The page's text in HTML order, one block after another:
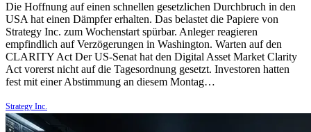
Die Hoffnung auf einen schnellen gesetzlichen Durchbruch in den
USA hat einen Dämpfer erhalten. Das belastet die Papiere von
Strategy Inc. zum Wochenstart spürbar. Anleger reagieren
empfindlich auf Verzögerungen in Washington. Warten auf den
CLARITY Act Der US-Senat hat den Digital Asset Market Clarity
Act vorerst nicht auf die Tagesordnung gesetzt. Investoren hatten
fest mit einer Abstimmung an diesem Montag…
Strategy Inc.